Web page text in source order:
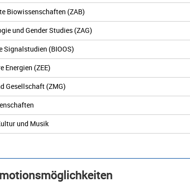
Biowissenschaften (ZAB)
und Gender Studies (ZAG)
Signalstudien (BIOOS)
Energien (ZEE)
Gesellschaft (ZMG)
und Musik